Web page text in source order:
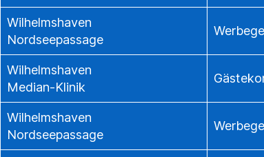
Wilhelmshaven
Nordseepassage
Wilhelmshaven
Median-Klinik
Wilhelmshaven
Nordseepassage